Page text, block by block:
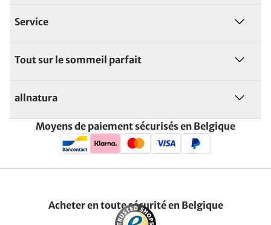
Service
Tout sur le sommeil parfait
allnatura
Moyens de paiement sécurisés en Belgique
Acheter en toute sécurité en Belgique